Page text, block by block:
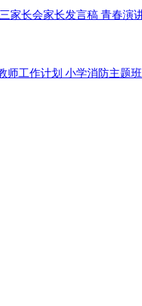
家长会家长发言稿 青春演
师工作计划 小学消防主题